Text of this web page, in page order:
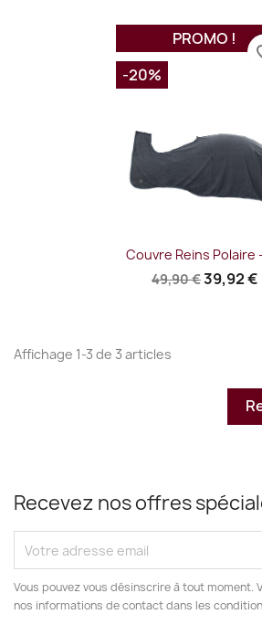
Couvre Reins Polaire
49,90 €39,92 €
PROMO !
-20%
Affichage 1-3 de 3 articles
Recevez nos offres
Vous pouvez vous désinscrire à tout moment.
nos informations de contact dans les